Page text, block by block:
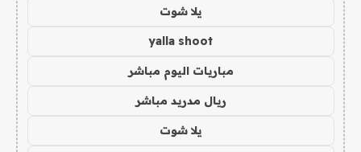
يلا شوت
yalla shoot
مباريات اليوم مباشر
ريال مدريد مباشر
يلا شوت